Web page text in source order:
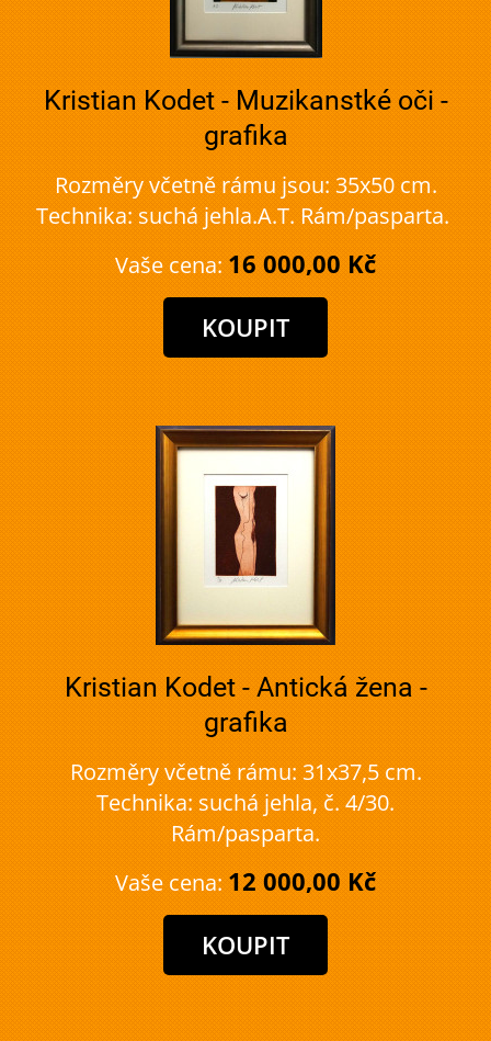
Kristian Kodet - Muzikanstké oči -
grafika
Rozměry včetně rámu jsou: 35x50 cm.
Technika: suchá jehla.A.T. Rám/pasparta.
Vaše cena: 16 000,00 Kč
Kristian Kodet - Antická žena -
grafika
Rozměry včetně rámu: 31x37,5 cm.
Technika: suchá jehla, č. 4/30.
Rám/pasparta.
Vaše cena: 12 000,00 Kč